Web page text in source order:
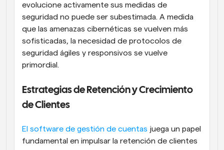
evolucione activamente sus medidas de
seguridad no puede ser subestimada. A medida
que las amenazas cibernéticas se vuelven más
sofisticadas, la necesidad de protocolos de
seguridad ágiles y responsivos se vuelve
primordial.
Estrategias de Retención y Crecimiento
de Clientes
El software de gestión de cuentas juega un papel
fundamental en impulsar la retención de clientes